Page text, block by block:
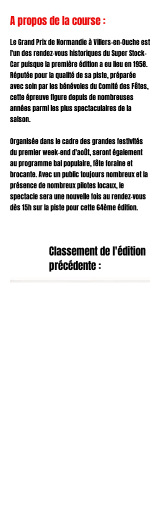
A propos de la course :
Le Grand Prix de Normandie à Villers-en-Ouche est
l'un des rendez-vous historiques du Super Stock-
Car puisque la première édition a eu lieu en 1958.
Réputée pour la qualité de sa piste, préparée
avec soin par les bénévoles du Comité des Fêtes,
cette épreuve figure depuis de nombreuses
années parmi les plus spectaculaires de la
saison.
Organisée dans le cadre des grandes festivités
du premier week-end d'août, seront également
au programme bal populaire, fête foraine et
brocante. Avec un public toujours nombreux et la
présence de nombreux pilotes locaux, le
spectacle sera une nouvelle fois au rendez-vous
dès 15h sur la piste pour cette 64ème édition.
Classement de l'édition
précédente :